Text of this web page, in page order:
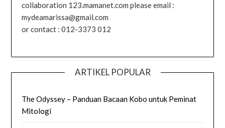
collaboration 123.mamanet.com please email :
mydeamarissa@gmail.com
or contact : 012-3373 012
ARTIKEL POPULAR
The Odyssey – Panduan Bacaan Kobo untuk Peminat
Mitologi